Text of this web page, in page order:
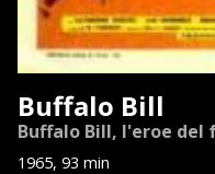
Buffalo Bill
Buffalo Bill, l'eroe del
1965, 93 min